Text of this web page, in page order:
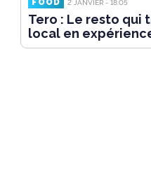
FOOD 2 JANVIER - 18:05
Tero : Le resto qui
local en